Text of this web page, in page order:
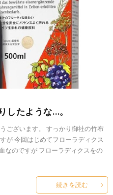
したような…。
ございます。 すっかり御社の竹布
が 今回はじめてフローラディクス
なのですが フローラディクスをの
続きを読む